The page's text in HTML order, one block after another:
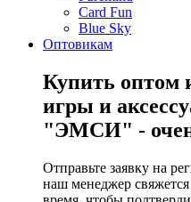
Card Fun
Blue Sky
Оптовикам
Купить оптом
игры и
"ЭМСИ" -
Отправьте заявку на
наш менеджер